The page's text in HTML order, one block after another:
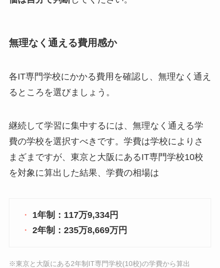
無理なく通える費用感か
各IT専門学校にかかる費用を確認し、無理なく通え
るところを選びましょう。
継続して学習に集中するには、無理なく通える学
費の学校を選択すべきです。学費は学校によりさ
まざまですが、東京と大阪にあるIT専門学校10校
を対象に算出した結果、学費の相場は
1年制：117万9,334円
2年制：235万8,669万円
※東京と大阪にある2年制IT専門学校(10校)の学費から算出